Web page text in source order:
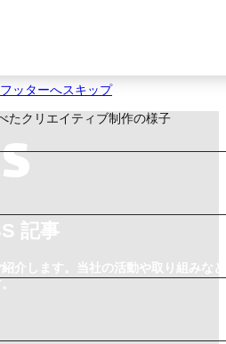
フッターへスキップ
記事
介します。
当社の活動や取り組みな